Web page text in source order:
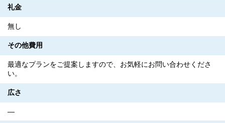
礼金
無し
その他費用
最適なプランをご提案しますので、お気軽にお問い合わせくださ
い。
広さ
―